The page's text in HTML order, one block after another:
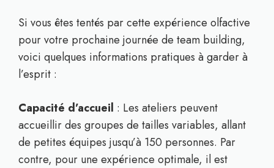
Si vous êtes tentés par cette expérience olfactive
pour votre prochaine journée de team building,
voici quelques informations pratiques à garder à
l’esprit :
Capacité d’accueil : Les ateliers peuvent
accueillir des groupes de tailles variables, allant
de petites équipes jusqu’à 150 personnes. Par
contre, pour une expérience optimale, il est